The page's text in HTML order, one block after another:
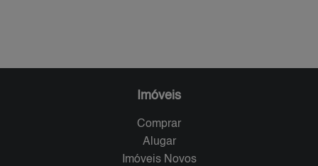
Imóveis
Comprar
Alugar
Imóveis Novos